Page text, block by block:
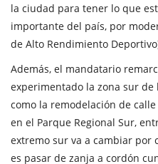
la ciudad para tener lo que
importante del país, por
de Alto Rendimiento
Además, el mandatario
experimentado la zona sur
como la remodelación de
en el Parque Regional Sur,
extremo sur va a cambiar por
es pasar de zanja a cordón